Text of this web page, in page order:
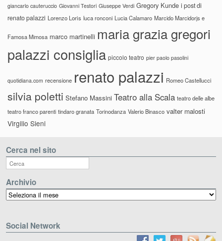
giancarlo cauteruccio Giovanni Testori Giuseppe Verdi Gregory Kunde i post di
renato palazzi Lorenzo Loris luca ronconi Lucia Calamaro Marcido Marcidorjs e
Famosa Mimosa marco martinelli maria grazia gregori
palazzi consiglia piccolo teatro pier paolo pasolini
quotidiana.com recensione renato palazzi Romeo Castellucci
silvia poletti Stefano Massini Teatro alla Scala teatro delle albe
teatro franco parenti tindaro granata Torinodanza Valerio Binasco valter malosti
Virgilio Sieni
Cerca nel sito
Archivio
Archivio
Social Network